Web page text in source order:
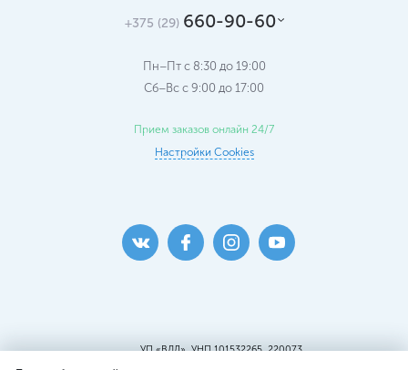
+375 (29) 660-90-60
Пн–Пт с 8:30 до 19:00
Сб–Вс c 9:00 до 17:00
Прием заказов онлайн 24/7
Настройки Cookies
УП «ВДЛ», УНП 101532265, 220073